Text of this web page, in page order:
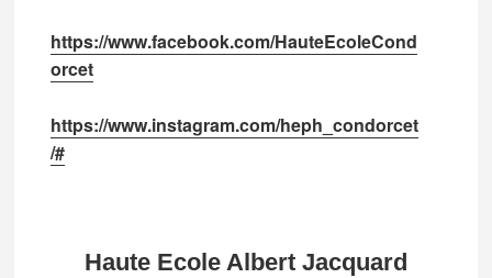
https://www.facebook.com/HauteEcoleCond
orcet
https://www.instagram.com/heph_condorcet
/#
Haute Ecole Albert Jacquard